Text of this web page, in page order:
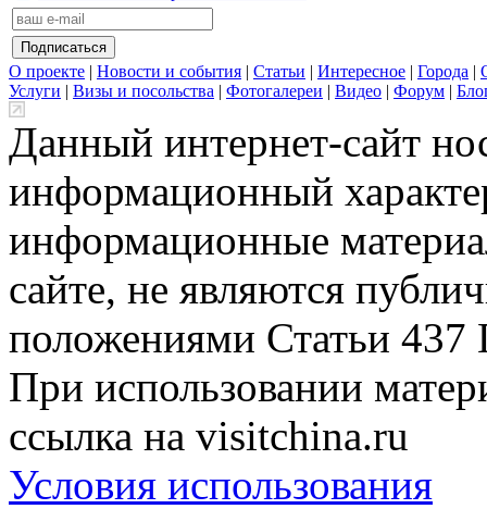
О проекте | Новости и события | Статьи | Интересное | Города |
Услуги | Визы и посольства | Фотогалереи | Видео | Форум |
Данный интернет-сайт
информационный
информационные
сайте, не являются
положениями Статьи 437
При использовании
ссылка на visitchina.ru
Условия использования